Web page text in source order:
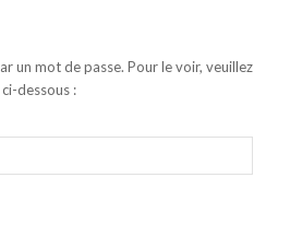
un mot de passe. Pour le voir, veuillez
dessous :